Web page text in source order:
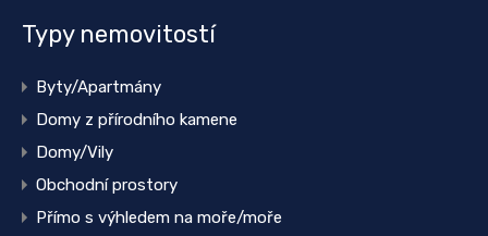
Typy nemovitostí
Byty/Apartmány
Domy z přírodního kamene
Domy/Vily
Obchodní prostory
Přímo s výhledem na moře/moře